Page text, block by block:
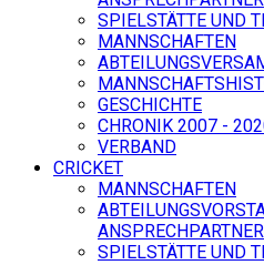
SPIELSTÄTTE UND
MANNSCHAFTEN
GESCHICHTE
CHRONIK 2007 -
VERBAND
CRICKET
MANNSCHAFTEN
ANSPRECHPARTNER
SPIELSTÄTTE UND